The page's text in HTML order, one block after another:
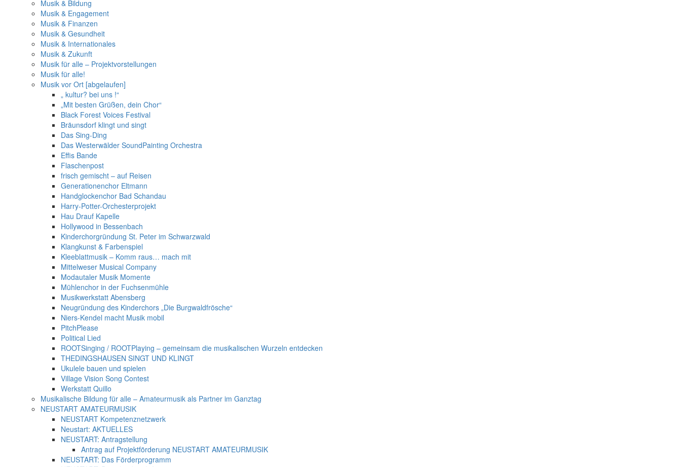
Musik & Bildung
Musik & Engagement
Musik & Finanzen
Musik & Gesundheit
Musik & Internationales
Musik & Zukunft
Musik für alle – Projektvorstellungen
Musik für alle!
Musik vor Ort [abgelaufen]
„ kultur? bei uns !“
„Mit besten Grüßen, dein Chor“
Black Forest Voices Festival
Bräunsdorf klingt und singt
Das Sing-Ding
Das Westerwälder SoundPainting Orchestra
Effis Bande
Flaschenpost
frisch gemischt – auf Reisen
Generationenchor Eltmann
Handglockenchor Bad Schandau
Harry-Potter-Orchesterprojekt
Hau Drauf Kapelle
Hollywood in Bessenbach
Kinderchorgründung St. Peter im Schwarzwald
Klangkunst & Farbenspiel
Kleeblattmusik – Komm raus… mach mit
Mittelweser Musical Company
Modautaler Musik Momente
Mühlenchor in der Fuchsenmühle
Musikwerkstatt Abensberg
Neugründung des Kinderchors „Die Burgwaldfrösche“
Niers-Kendel macht Musik mobil
PitchPlease
Political Lied
ROOTSinging / ROOTPlaying – gemeinsam die musikalischen Wurzeln entdecken
THEDINGSHAUSEN SINGT UND KLINGT
Ukulele bauen und spielen
Village Vision Song Contest
Werkstatt Quillo
Musikalische Bildung für alle – Amateurmusik als Partner im Ganztag
NEUSTART AMATEURMUSIK
NEUSTART Kompetenznetzwerk
Neustart: AKTUELLES
NEUSTART: Antragstellung
Antrag auf Projektförderung NEUSTART AMATEURMUSIK
NEUSTART: Das Förderprogramm